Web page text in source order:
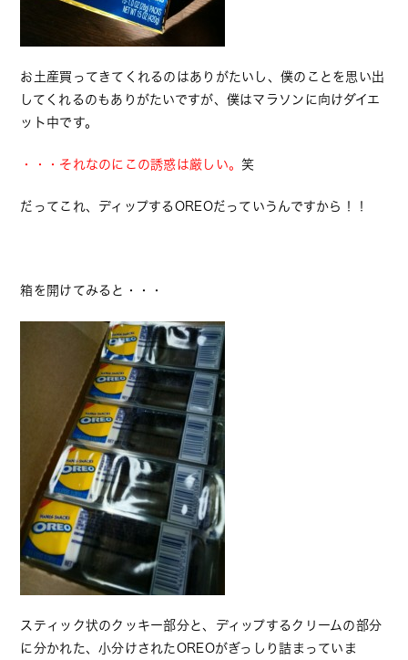
お土産買ってきてくれるのはありがたいし、僕のことを思い出
してくれるのもありがたいですが、僕はマラソンに向けダイエ
ット中です。
・・・それなのにこの誘惑は厳しい。 笑
だってこれ、ディップするOREOだっていうんですから！！
箱を開けてみると・・・
スティック状のクッキー部分と、ディップするクリームの部分
に分かれた、小分けされたOREOがぎっしり詰まっていま